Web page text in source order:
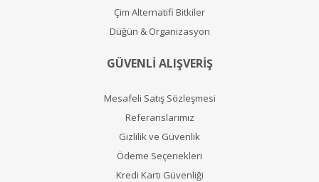
Çim Alternatifi Bitkiler
Düğün & Organizasyon
GÜVENLİ ALIŞVERİŞ
Mesafeli Satış Sözleşmesi
Referanslarımız
Gizlilik ve Güvenlik
Ödeme Seçenekleri
Kredi Kartı Güvenliği